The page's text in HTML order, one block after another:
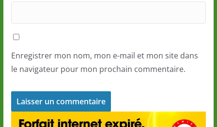
Enregistrer mon nom, mon e-mail et mon site dans
le navigateur pour mon prochain commentaire.